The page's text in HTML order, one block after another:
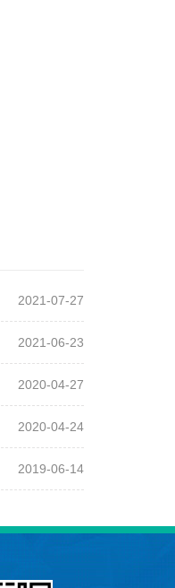
2021-07-27
2021-06-23
2020-04-27
2020-04-24
2019-06-14